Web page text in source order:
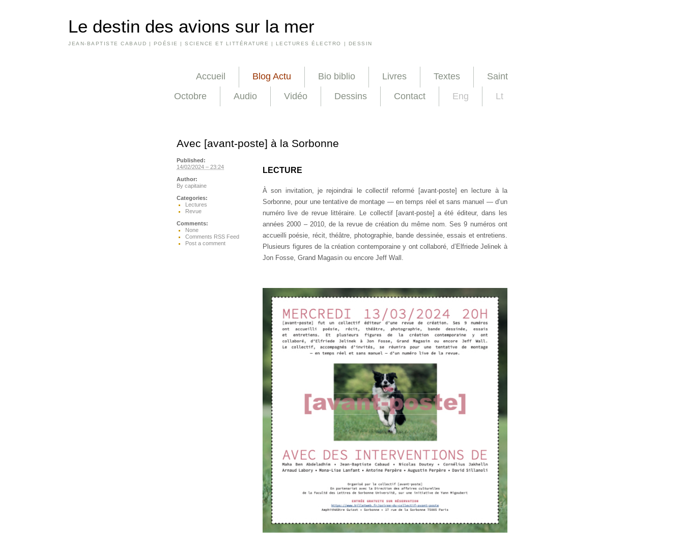
Le destin des avions sur la mer
JEAN-BAPTISTE CABAUD | POÉSIE | SCIENCE ET LITTÉRATURE | LECTURES ÉLECTRO | DESSIN
Accueil Blog Actu Bio biblio Livres Textes
Saint
Octobre
Audio Vidéo Dessins Contact Eng Lt
Avec [avant-poste] à la Sorbonne
LECTURE
À son invitation, je rejoindrai le collectif reformé [avant-poste] en lecture à la
Sorbonne, pour une tentative de montage — en temps réel et sans manuel — d’un
numéro live de revue littéraire. Le collectif [avant-poste] a été éditeur, dans les
années 2000 – 2010, de la revue de création du même nom. Ses 9 numéros ont
accueilli poésie, récit, théâtre, photographie, bande dessinée, essais et entretiens.
Plusieurs figures de la création contemporaine y ont collaboré, d’Elfriede Jelinek à
Jon Fosse, Grand Magasin ou encore Jeff Wall.
Published:
14/02/2024 – 23:24
Author:
By capitaine
Categories:
Lectures
Revue
Comments:
None
Comments RSS Feed
Post a comment